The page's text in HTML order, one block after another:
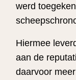
werd
Hiermee
aan de
daarvoor